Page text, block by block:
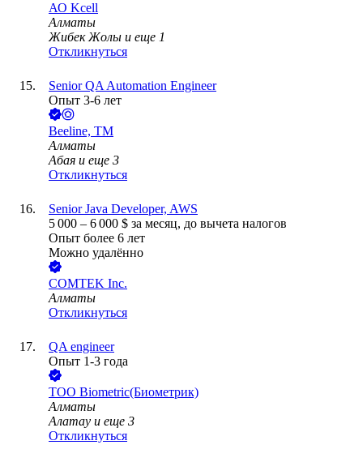
АО Kcell
Алматы
Жибек Жолы и еще 1
Откликнуться
Senior QA Automation Engineer
Опыт 3-6 лет
Beeline, ТМ
Алматы
Абая и еще 3
Откликнуться
Senior Java Developer, AWS
5 000 – 6 000 $ за месяц, до вычета налогов
Опыт более 6 лет
Можно удалённо
COMTEK Inc.
Алматы
Откликнуться
QA engineer
Опыт 1-3 года
ТОО Biometric(Биометрик)
Алматы
Алатау и еще 3
Откликнуться